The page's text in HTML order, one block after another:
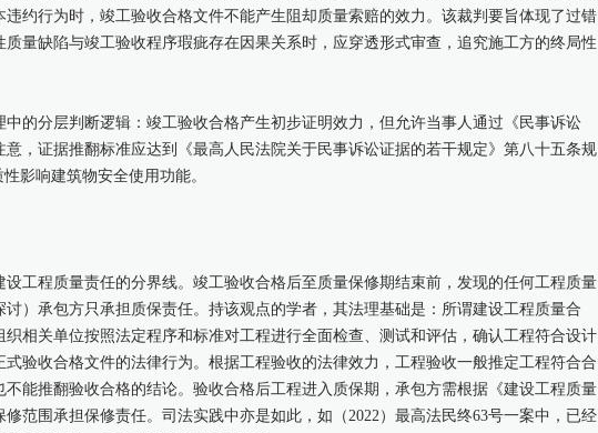
约行为时，竣工验收合格文件不能产生阻却质量索赔的效力。该裁判要旨体现了过错
量缺陷与竣工验收程序瑕疵存在因果关系时，应穿透形式审查，追究施工方的终局性
的分层判断逻辑：竣工验收合格产生初步证明效力，但允许当事人通过《民事诉讼
，证据推翻标准应达到《最高人民法院关于民事诉讼证据的若干规定》第八十五条规
影响建筑物安全使用功能。
工程质量责任的分界线。竣工验收合格后至质量保修期结束前，发现的任何工程质量
）承包方只承担质保责任。持该观点的学者，其法理基础是：所谓建设工程质量合
相关单位按照法定程序和标准对工程进行全面检查、测试和评估，确认工程符合设计
验收合格文件的法律行为。根据工程验收的法律效力，工程验收一般推定工程符合合
能推翻验收合格的结论。验收合格后工程进入质保期，承包方需根据《建设工程质量
范围承担保修责任。司法实践中亦是如此，如（2022）最高法民终63号一案中，已经